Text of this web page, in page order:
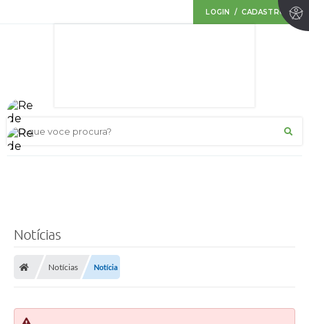
LOGIN / CADASTRO
O que voce procura?
Notícias
Notícias Notícia